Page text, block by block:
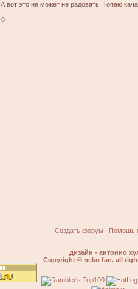
А вот это не может не радовать. Топаю
0
Создать форум | Помощь
дизайн - антонио
Copyright © neko fan. all